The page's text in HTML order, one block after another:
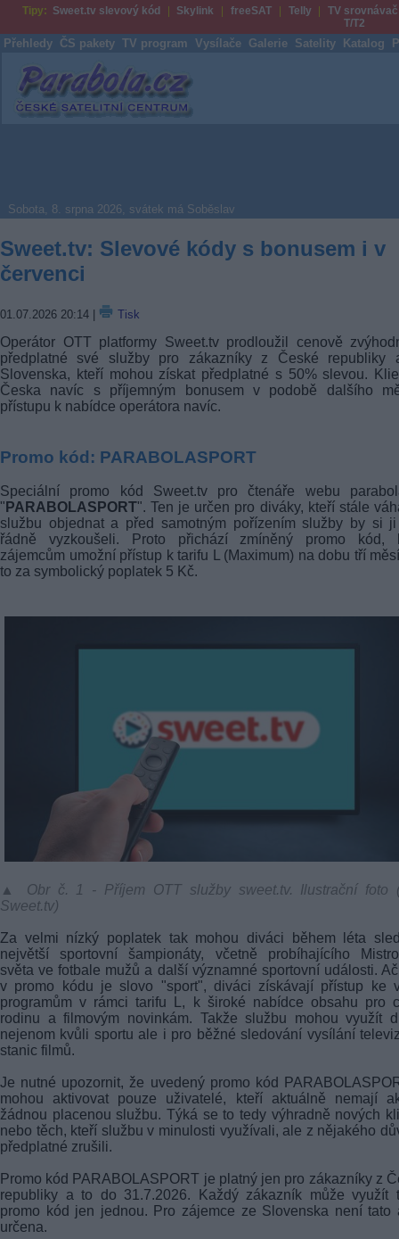
Tipy: Sweet.tv slevový kód Skylink freeSAT Telly
TV srovnávač
T/T2
Přehledy ČS pakety TV program Vysílače Galerie Satelity Katalog
Parabola.cz
Sobota, 8. srpna 2026, svátek má Soběslav
Sweet.tv: Slevové kódy s bonusem i v
červenci
01.07.2026 20:14 Tisk
Operátor OTT platformy Sweet.tv prodloužil cenově
předplatné své služby pro zákazníky z České republiky
Slovenska, kteří mohou získat předplatné s 50% slevou.
Česka navíc s příjemným bonusem v podobě dalšího
přístupu k nabídce operátora navíc.
Promo kód: PARABOLASPORT
Speciální promo kód Sweet.tv pro čtenáře webu
" PARABOLASPORT". Ten je určen pro diváky, kteří stále
službu objednat a před samotným pořízením služby by si
řádně vyzkoušeli. Proto přichází zmíněný promo kód,
zájemcům umožní přístup k tarifu L (Maximum) na dobu tří
to za symbolický poplatek 5 Kč.
▲ Obr č. 1 - Příjem OTT služby sweet.tv. Ilustrační foto
Sweet.tv)
Za velmi nízký poplatek tak mohou diváci během léta
největší sportovní šampionáty, včetně probíhajícího
světa ve fotbale mužů a další významné sportovní události.
v promo kódu je slovo "sport", diváci získávají přístup ke
programům v rámci tarifu L, k široké nabídce obsahu pro
rodinu a filmovým novinkám. Takže službu mohou využít
nejenom kvůli sportu ale i pro běžné sledování vysílání
stanic filmů.
Je nutné upozornit, že uvedený promo kód
mohou aktivovat pouze uživatelé, kteří aktuálně nemají
žádnou placenou službu. Týká se to tedy výhradně nových
nebo těch, kteří službu v minulosti využívali, ale z nějakého
předplatné zrušili.
Promo kód PARABOLASPORT je platný jen pro zákazníky z
republiky a to do 31.7.2026. Každý zákazník může využít
promo kód jen jednou. Pro zájemce ze Slovenska není tato
určena.